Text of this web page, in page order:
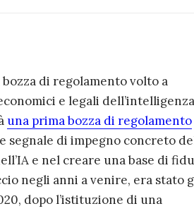
di regolamento volto a
e legali dell’intelligenza
una prima bozza di regolamento
segnale di impegno concreto
e nel creare una base di
negli anni a venire, era stato
dopo l’istituzione di una